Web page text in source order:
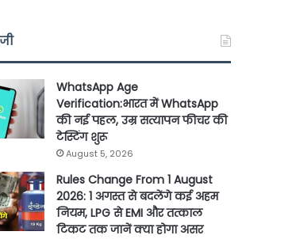
WhatsApp Age
Verification:भारत में WhatsApp
की नई पहल, उम्र सत्यापन फीचर की
टेस्टिंग शुरू
August 5, 2026
Rules Change From 1 August
2026: 1 अगस्त से बदलेंगे कई अहम
नियम, LPG से EMI और तत्काल
टिकट तक जानें क्या होगा असर